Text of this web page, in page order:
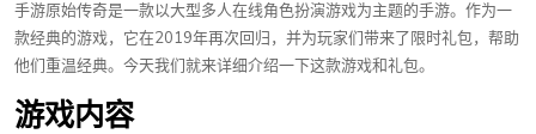
手游原始传奇是一款以大型多人在线角色扮演游戏为主题的手游。作为一
款经典的游戏，它在2019年再次回归，并为玩家们带来了限时礼包，帮助
他们重温经典。今天我们就来详细介绍一下这款游戏和礼包。
游戏内容